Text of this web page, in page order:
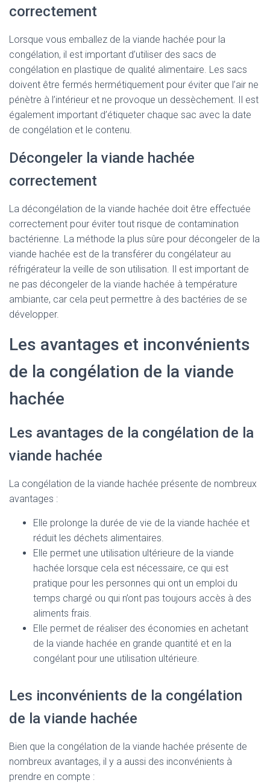
correctement
Lorsque vous emballez de la viande hachée pour la
congélation, il est important d’utiliser des sacs de
congélation en plastique de qualité alimentaire. Les sacs
doivent être fermés hermétiquement pour éviter que l’air ne
pénètre à l’intérieur et ne provoque un dessèchement. Il est
également important d’étiqueter chaque sac avec la date
de congélation et le contenu.
Décongeler la viande hachée
correctement
La décongélation de la viande hachée doit être effectuée
correctement pour éviter tout risque de contamination
bactérienne. La méthode la plus sûre pour décongeler de la
viande hachée est de la transférer du congélateur au
réfrigérateur la veille de son utilisation. Il est important de
ne pas décongeler de la viande hachée à température
ambiante, car cela peut permettre à des bactéries de se
développer.
Les avantages et inconvénients
de la congélation de la viande
hachée
Les avantages de la congélation de la
viande hachée
La congélation de la viande hachée présente de nombreux
avantages :
Elle prolonge la durée de vie de la viande hachée et
réduit les déchets alimentaires.
Elle permet une utilisation ultérieure de la viande
hachée lorsque cela est nécessaire, ce qui est
pratique pour les personnes qui ont un emploi du
temps chargé ou qui n’ont pas toujours accès à des
aliments frais.
Elle permet de réaliser des économies en achetant
de la viande hachée en grande quantité et en la
congélant pour une utilisation ultérieure.
Les inconvénients de la congélation
de la viande hachée
Bien que la congélation de la viande hachée présente de
nombreux avantages, il y a aussi des inconvénients à
prendre en compte :